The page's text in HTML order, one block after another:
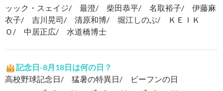
ッック・スェイジ/ 最澄/ 柴田恭平/ 名取裕子/ 伊藤麻
衣子/ 吉川晃司/ 清原和博/ 堀江しのぶ/ ＫＥＩＫ
Ｏ/ 中居正広/ 水道橋博士
記念日-8月18日は何の日？
高校野球記念日/ 猛暑の特異日/ ビーフンの日